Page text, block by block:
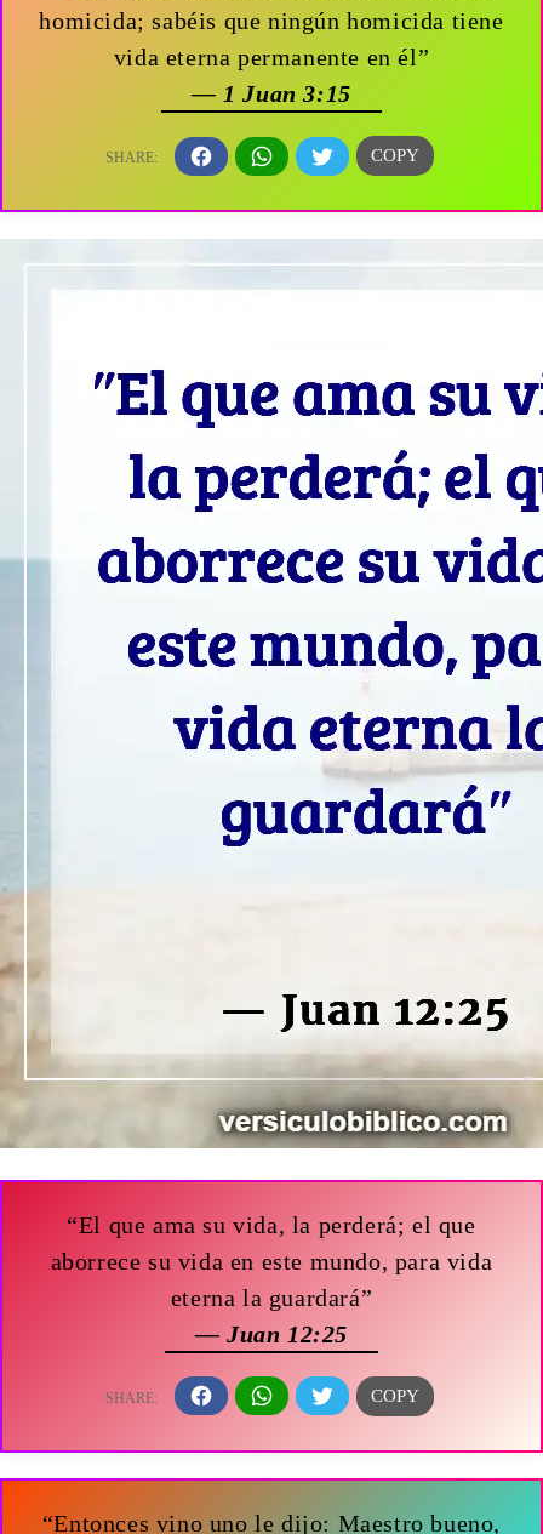
homicida; sabéis que ningún homicida tiene
vida eterna permanente en él”
— 1 Juan 3:15
“El que ama su vida, la perderá; el que
aborrece su vida en este mundo, para vida
eterna la guardará”
— Juan 12:25
“Entonces vino uno le dijo: Maestro bueno,